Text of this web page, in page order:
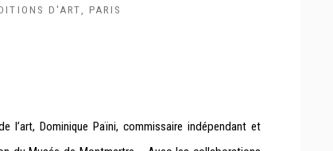
D'ART, PARIS
l’art, Dominique Païni, commissaire indépendant et